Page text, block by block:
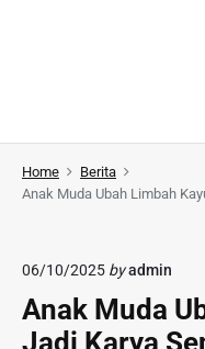
o
Home
Berita
Anak Muda Ubah Limbah
06/10/2025 byadmin
Anak Muda